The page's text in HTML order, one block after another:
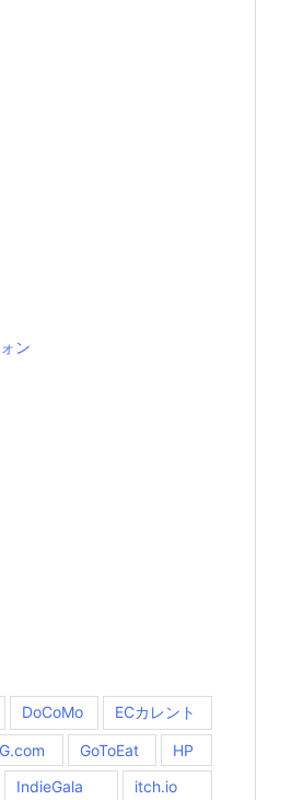
ン
DoCoMo ECカレント
GoToEat
HP
IndieGala
itch.io